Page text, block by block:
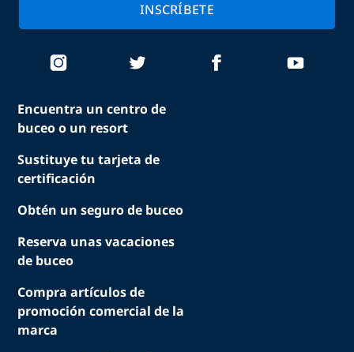
Encuentra un centro de
buceo o un resort
Sustituye tu tarjeta de
certificación
Obtén un seguro de buceo
Reserva unas vacaciones
de buceo
Compra artículos de
promoción comercial de la
marca
INSCRÍBETE